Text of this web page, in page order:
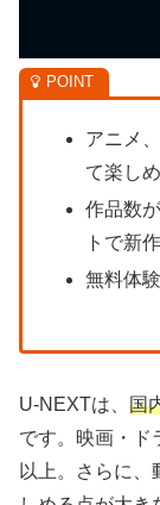
アニメ
て楽し
作品数
トで新
無料体
U-NEXTは、 国
です。映画・ド
以上。さらに